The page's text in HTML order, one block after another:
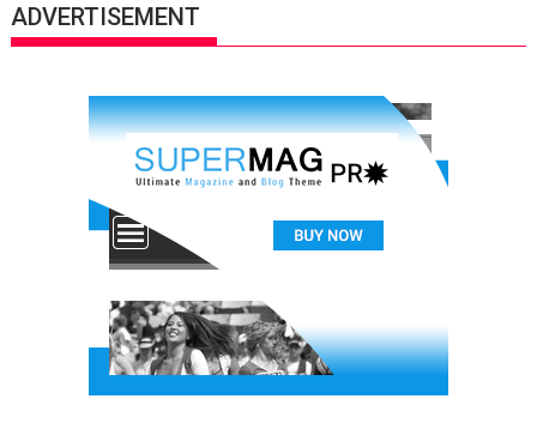
ADVERTISEMENT